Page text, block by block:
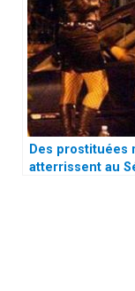
Des prostituées
atterrissent au